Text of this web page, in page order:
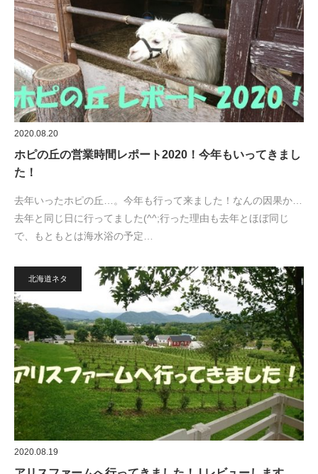
2020.08.20
ホピの丘の営業時間レポート2020！今年もいってきまし
た！
去年いったホピの丘…。今年も行って来ました！なんの因果か…
去年と同じ日に行ってました(^^;行った理由も去年とほぼ同じ
で、もともとは海水浴の予定…
北海道ネタ
2020.08.19